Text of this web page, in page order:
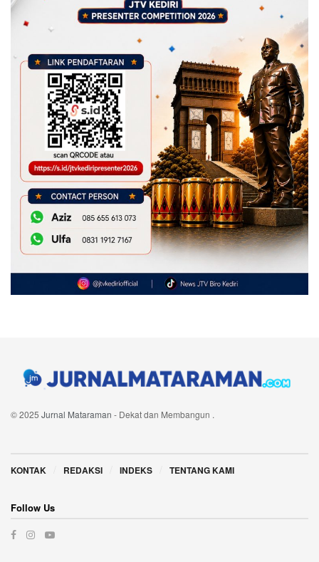
© 2025 Jurnal Mataraman - Dekat dan Membangun .
KONTAK REDAKSI INDEKS TENTANG KAMI
Follow Us